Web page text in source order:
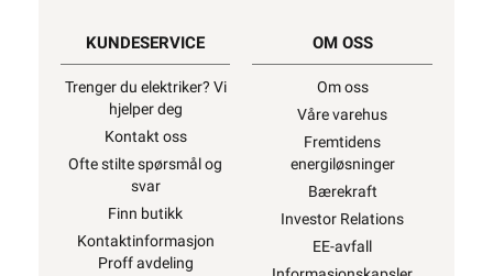
KUNDESERVICE
Trenger du elektriker? Vi
hjelper deg
Kontakt oss
Ofte stilte spørsmål og
svar
Finn butikk
Kontaktinformasjon
Proff avdeling
OM OSS
Om oss
Våre varehus
Fremtidens
energiløsninger
Bærekraft
Investor Relations
EE-avfall